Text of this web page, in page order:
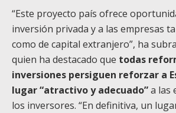
“Este proyecto país ofrece
inversión privada y a las empresas
como de capital extranjero”, ha
quien ha destacado que todas
inversiones persiguen reforzar a
lugar “atractivo y adecuado”a las
los inversores. “En definitiva, un